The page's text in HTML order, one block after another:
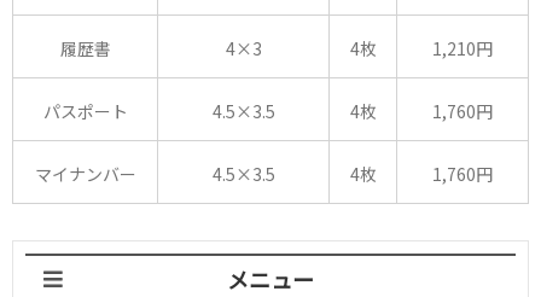
履歴書 4×3 4枚 1,210円
パスポート 4.5×3.5 4枚 1,760円
マイナンバー 4.5×3.5 4枚 1,760円
メニュー